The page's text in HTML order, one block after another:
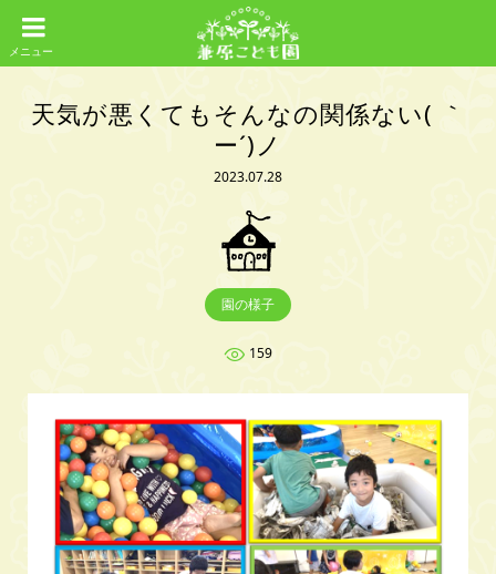
天気が悪くてもそんなの関係ない( ｀
ー´)ノ
2023.07.28
園の様子
159